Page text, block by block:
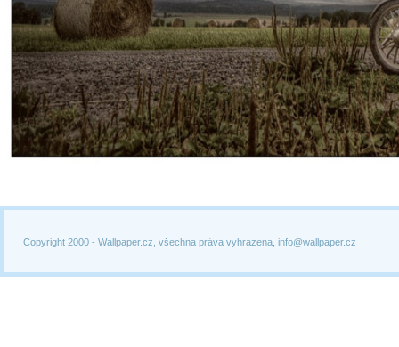
Copyright 2000 - Wallpaper.cz, všechna práva vyhrazena, info@wallpaper.cz